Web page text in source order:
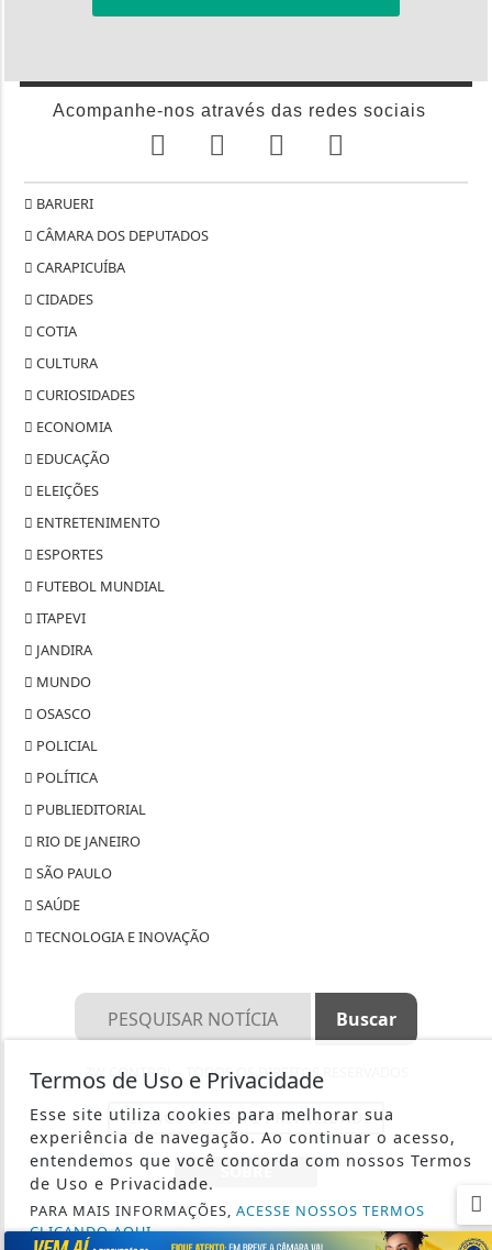
Acompanhe-nos através das redes sociais
BARUERI
CÂMARA DOS DEPUTADOS
CARAPICUÍBA
CIDADES
COTIA
CULTURA
CURIOSIDADES
ECONOMIA
EDUCAÇÃO
ELEIÇÕES
ENTRETENIMENTO
ESPORTES
FUTEBOL MUNDIAL
ITAPEVI
JANDIRA
MUNDO
OSASCO
POLICIAL
POLÍTICA
PUBLIEDITORIAL
RIO DE JANEIRO
SÃO PAULO
SAÚDE
TECNOLOGIA E INOVAÇÃO
3W CONTROL - TODOS OS DIREITOS RESERVADOS
TERMOS DE USO E PRIVACIDADE
SOBRE
Termos de Uso e Privacidade
Esse site utiliza cookies para melhorar sua
experiência de navegação. Ao continuar o acesso,
entendemos que você concorda com nossos Termos
de Uso e Privacidade.
PARA MAIS INFORMAÇÕES, ACESSE NOSSOS TERMOS
CLICANDO AQUI